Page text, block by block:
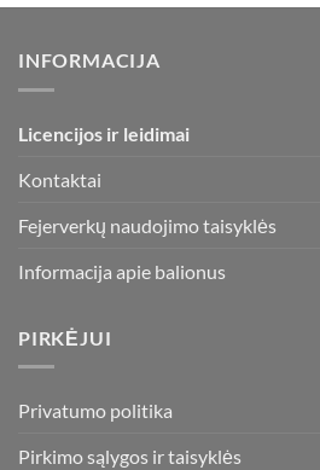
INFORMACIJA
Licencijos ir leidimai
Kontaktai
Fejerverkų naudojimo taisyklės
Informacija apie balionus
PIRKĖJUI
Privatumo politika
Pirkimo sąlygos ir taisyklės